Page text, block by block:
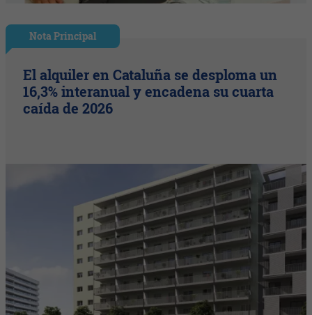
Nota Principal
El alquiler en Cataluña se desploma un
16,3% interanual y encadena su cuarta
caída de 2026